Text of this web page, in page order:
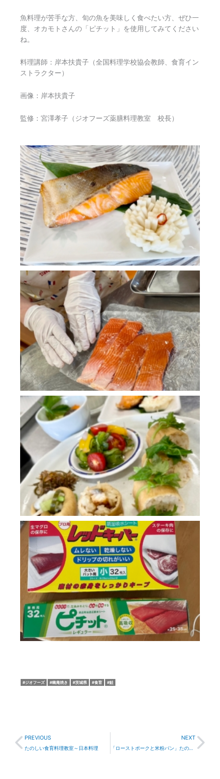
魚料理が苦手な方、旬の魚を美味しく食べたい方、ぜひ一
度、オカモトさんの「ピチット」を使用してみてください
ね。
料理講師：岸本扶貴子（全国料理学校協会教師、食育イン
ストラクター）
画像：岸本扶貴子
監修：宮澤孝子（ジオフーズ薬膳料理教室 校長）
ジオフーズ 幽庵焼き 茨城県 食育 鮭
Prev
PREVIOUS
たのしい食育料理教室～日本料理
NEXT
「ローストポークと米粉パン」たのしい食育料理教室